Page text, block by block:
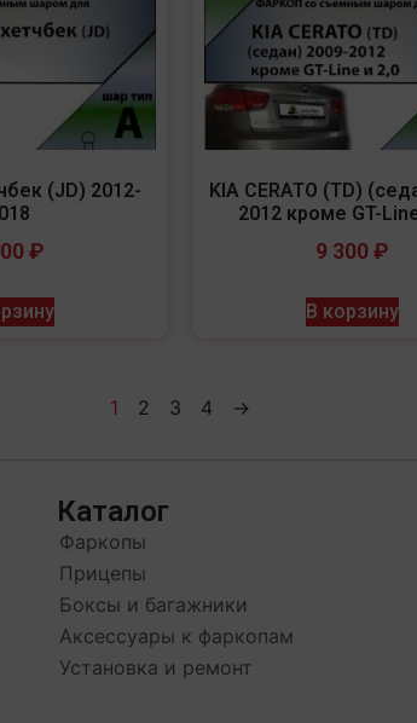
(JD) 2012-
₽
KIA CERATO (TD)
2012 кроме GT-
9 300 ₽
В корзину
1 2 3 4 →
Каталог
Фаркопы
Прицепы
Боксы и багажники
Аксессуары к фаркопам
Установка и ремонт